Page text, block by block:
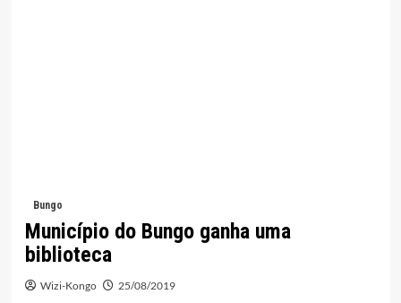
Bungo
Município do Bungo ganha uma
biblioteca
Wizi-Kongo 25/08/2019